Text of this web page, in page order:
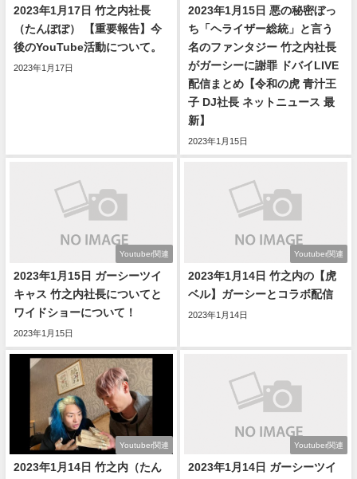
2023年1月17日 竹之内社長
（たんぽぽ） 【重要報告】今
後のYouTube活動について。
2023年1月17日
2023年1月15日 悪の秘密ぼっ
ち「ヘライザー総統」と言う
名のファンタジー 竹之内社長
がガーシーに謝罪 ドバイLIVE
配信まとめ【令和の虎 青汁王
子 DJ社長 ネットニュース 最
新】
2023年1月15日
Youtuber関連
2023年1月15日 ガーシーツイ
キャス 竹之内社長についてと
ワイドショーについて！
2023年1月15日
Youtuber関連
2023年1月14日 竹之内の【虎
ベル】ガーシーとコラボ配信
2023年1月14日
Youtuber関連
2023年1月14日 竹之内（たん
Youtuber関連
2023年1月14日 ガーシーツイ